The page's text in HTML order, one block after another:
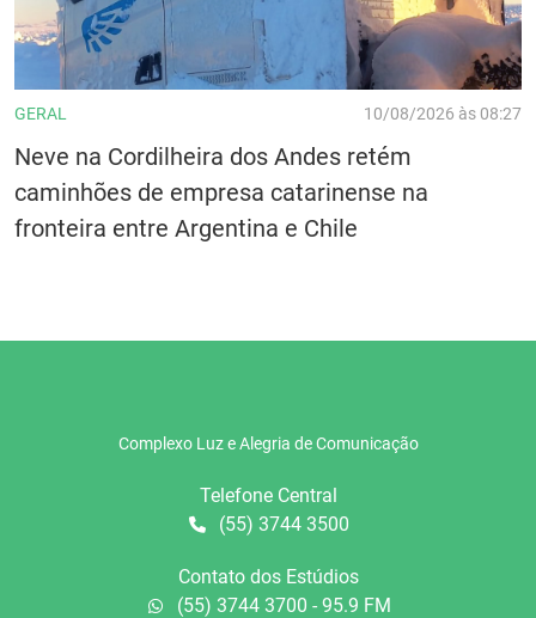
GERAL 10/08/2026 às 08:27
Neve na Cordilheira dos Andes retém
caminhões de empresa catarinense na
fronteira entre Argentina e Chile
Complexo Luz e Alegria de Comunicação
Telefone Central
(55) 3744 3500
Contato dos Estúdios
(55) 3744 3700 - 95.9 FM